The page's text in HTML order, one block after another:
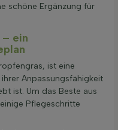
schöne Ergänzung für
ein
ist eine
Anpassungsfähigkeit
ist. Um das Beste aus
Pflegeschritte